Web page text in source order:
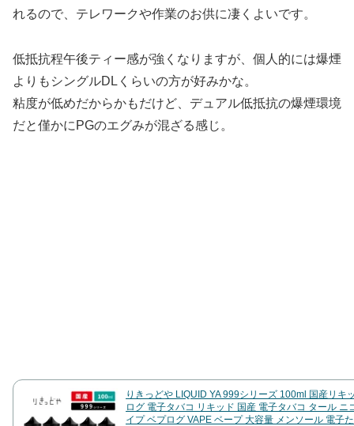
れるので、テレワークや作業のお供に凄くよいです。
低抵抗程午後ティー感が強くなりますが、個人的には爆煙
よりもシングルDLくらいの方が好みかな。
粘度が低めだからかもだけど、デュアル低抵抗の爆煙環境
だと僅かにPGのエグみが混ざる感じ。
りきっどや LIQUID YA 999シリーズ 100ml 国産リキ
ログ 電子タバコ リキッド 国産 電子タバコ タール ニ
イプ ベプログ VAPE ベープ 大容量 メンソール 電子